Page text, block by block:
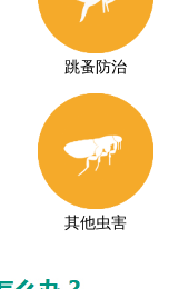
跳蚤防治
其他虫害